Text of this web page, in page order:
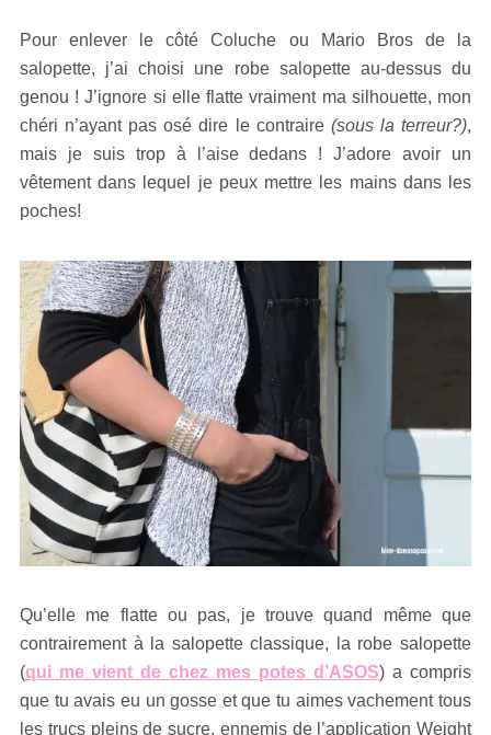
Pour enlever le côté Coluche ou Mario Bros de la
salopette, j’ai choisi une robe salopette au-dessus du
genou ! J’ignore si elle flatte vraiment ma silhouette, mon
chéri n’ayant pas osé dire le contraire (sous la terreur?),
mais je suis trop à l’aise dedans ! J’adore avoir un
vêtement dans lequel je peux mettre les mains dans les
poches!
Qu’elle me flatte ou pas, je trouve quand même que
contrairement à la salopette classique, la robe salopette
(qui me vient de chez mes potes d’ASOS) a compris
que tu avais eu un gosse et que tu aimes vachement tous
les trucs pleins de sucre, ennemis de l’application Weight